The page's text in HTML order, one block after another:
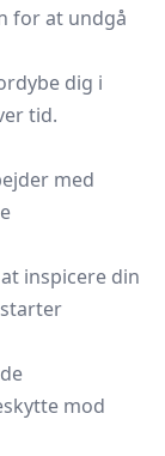
for at undgå
dig i
tid.
med
inspicere din
mod